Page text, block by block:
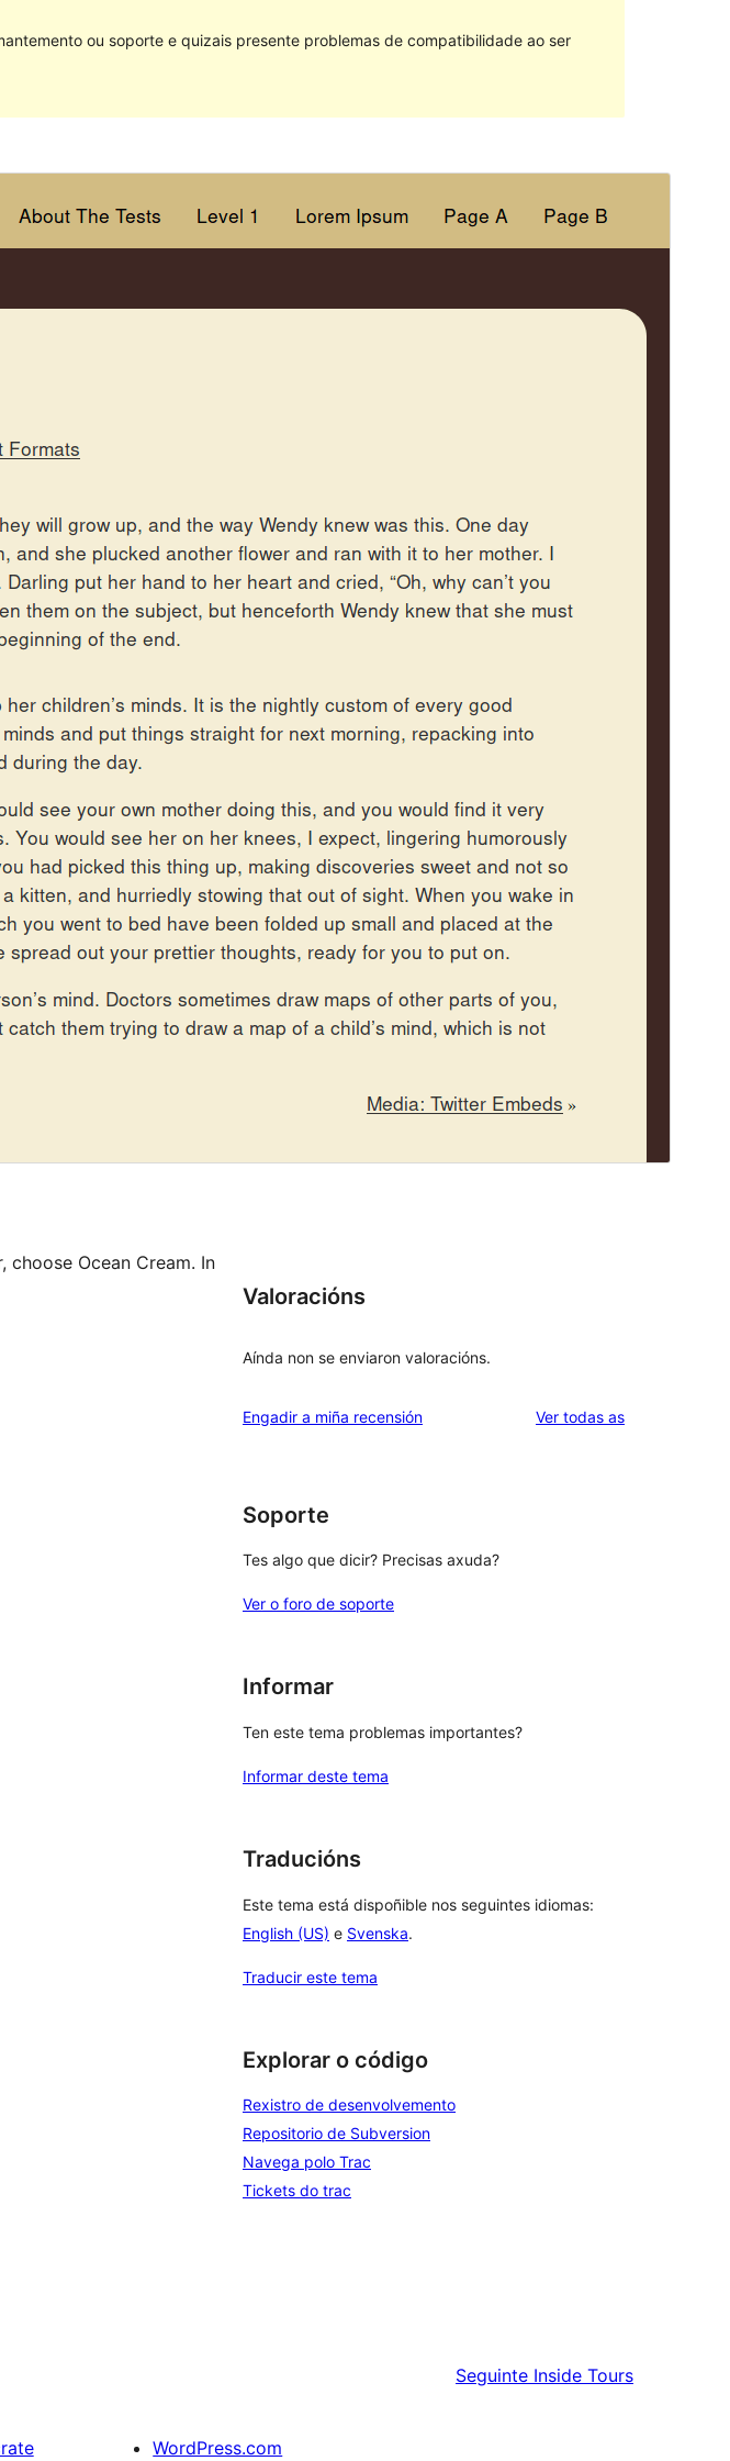
ou soporte e quizais presente problemas de compatibilidade ao ser
Versión de WordPress
4.7
Ocean Cream. In
Valoracións
Aínda non se enviaron valoracións.
Engadir a miña recensión Ver todas asvaloracións
Soporte
Tes algo que dicir? Precisas axuda?
Ver o foro de soporte
Informar
Ten este tema problemas importantes?
Informar deste tema
Traducións
Este tema está dispoñible nos seguintes idiomas:
English (US) e Svenska.
Traducir este tema
Explorar o código
Rexistro de desenvolvemento
Repositorio de Subversion
Navega polo Trac
Tickets do trac
Seguinte Inside Tours
WordPress.com